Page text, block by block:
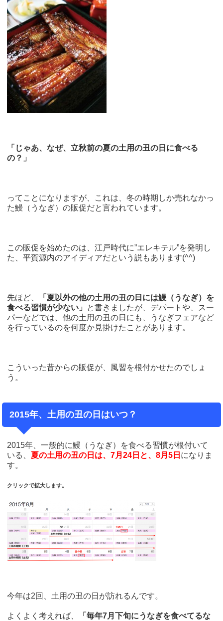
「じゃあ、なぜ、立秋前の夏の土用の丑の日に食べる
の？」
ってことになりますが、これは、冬の時期しか売れなかっ
た鰻（うなぎ）の販促だと言われています。
この販促を始めたのは、江戸時代に”エレキテル”を発明し
た、平賀源内のアイディアだという説もあります(^^)
先ほど、
「夏以外の他の土用の丑の日には鰻（うなぎ）を
食べる習慣が少ない」 と書きましたが、デパートや、スー
パーなどでは、他の土用の丑の日にも、うなぎフェアなど
を行っているのを何度か見掛けたことがあります。
こういった昔からの販促が、風習を根付かせたのでしょ
う。
2015年、土用の丑の日はいつ？
2015年、一般的に鰻（うなぎ）を食べる習慣が根付いて
いる、夏の土用の丑の日は、7月24日と、8月5日 になりま
す。
クリックで拡大します。
今年は2回、土用の丑の日が訪れるんです。
よくよく考えれば、
「毎年7月下旬にうなぎを食べてるな